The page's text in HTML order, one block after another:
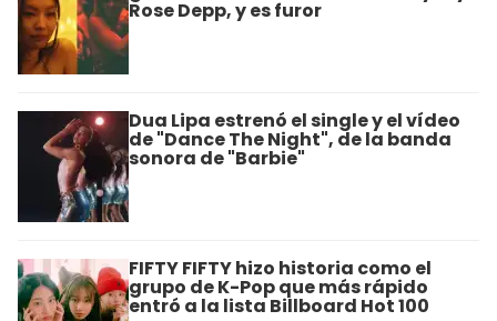
Rose Depp, y es furor
Dua Lipa estrenó el single y el vídeo
de "Dance The Night", de la banda
sonora de "Barbie"
FIFTY FIFTY hizo historia como el
grupo de K-Pop que más rápido
entró a la lista Billboard Hot 100